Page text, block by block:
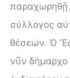
παραχωρηθῇ
σύλλογος
θέσεων. Ὁ
νῦν δήμαρχο